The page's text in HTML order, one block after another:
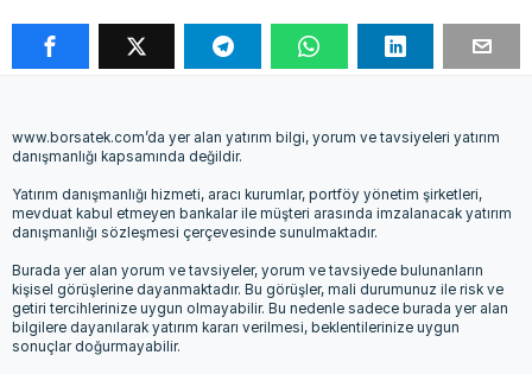
www.borsatek.com’da yer alan yatırım bilgi, yorum ve tavsiyeleri yatırım
danışmanlığı kapsamında değildir.
Yatırım danışmanlığı hizmeti, aracı kurumlar, portföy yönetim şirketleri,
mevduat kabul etmeyen bankalar ile müşteri arasında imzalanacak yatırım
danışmanlığı sözleşmesi çerçevesinde sunulmaktadır.
Burada yer alan yorum ve tavsiyeler, yorum ve tavsiyede bulunanların
kişisel görüşlerine dayanmaktadır. Bu görüşler, mali durumunuz ile risk ve
getiri tercihlerinize uygun olmayabilir. Bu nedenle sadece burada yer alan
bilgilere dayanılarak yatırım kararı verilmesi, beklentilerinize uygun
sonuçlar doğurmayabilir.